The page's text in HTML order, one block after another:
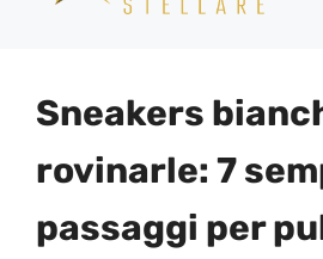
Sneakers
rovinarle: 7
passaggi per